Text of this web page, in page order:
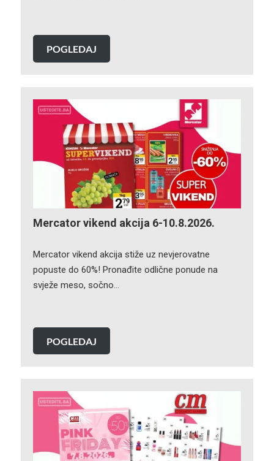
POGLEDAJ
Mercator vikend akcija 6-10.8.2026.
Mercator vikend akcija stiže uz nevjerovatne
popuste do 60%! Pronađite odlične ponude na
svježe meso, sočno…
POGLEDAJ